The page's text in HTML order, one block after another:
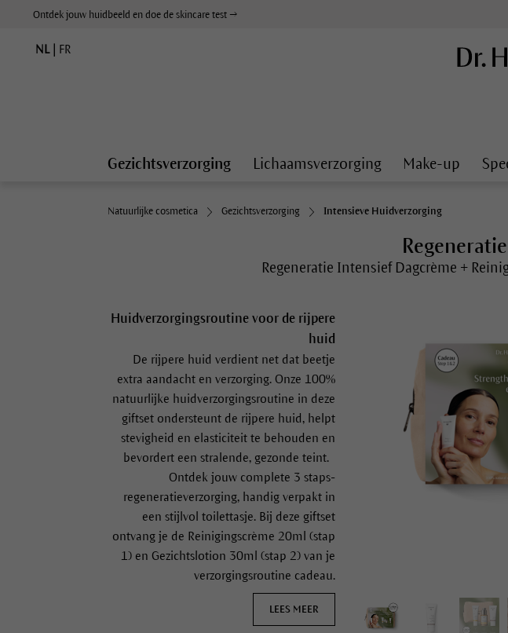
Ontdek jouw huidbeeld en doe de skincare test →
NL FR
Gezichtsverzorging Lichaamsverzorging Make-up
Natuurlijke cosmetica Gezichtsverzorging Intensieve Huidverzorging
Regeneratie Intensief Dagcrème +
Huidverzorgingsroutine voor de rijpere
huid
De rijpere huid verdient net dat beetje
extra aandacht en verzorging. Onze 100%
natuurlijke huidverzorgingsroutine in deze
giftset ondersteunt de rijpere huid, helpt
stevigheid en elasticiteit te behouden en
bevordert een stralende, gezonde teint.
Ontdek jouw complete 3 staps-
regeneratieverzorging, handig verpakt in
een stijlvol toilettasje. Bij deze giftset
ontvang je de Reinigingscrème 20ml (stap
1) en Gezichtslotion 30ml (stap 2) van je
verzorgingsroutine cadeau.
LEES MEER